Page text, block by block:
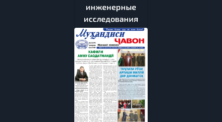
инженерные
исследования